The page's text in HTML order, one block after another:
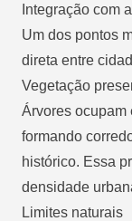
Integração com
Um dos pontos
direta entre
Vegetação
Árvores ocupam
formando
histórico. Essa
densidade
Limites naturais